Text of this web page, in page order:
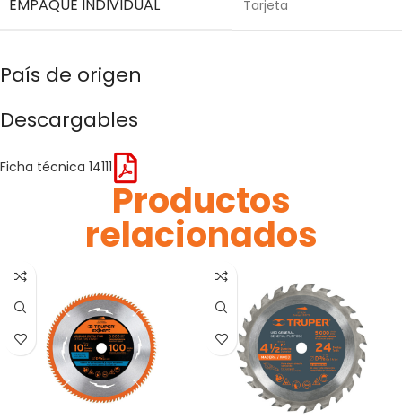
EMPAQUE INDIVIDUAL Tarjeta
País de origen
Descargables
Ficha técnica 14111
Productos
relacionados